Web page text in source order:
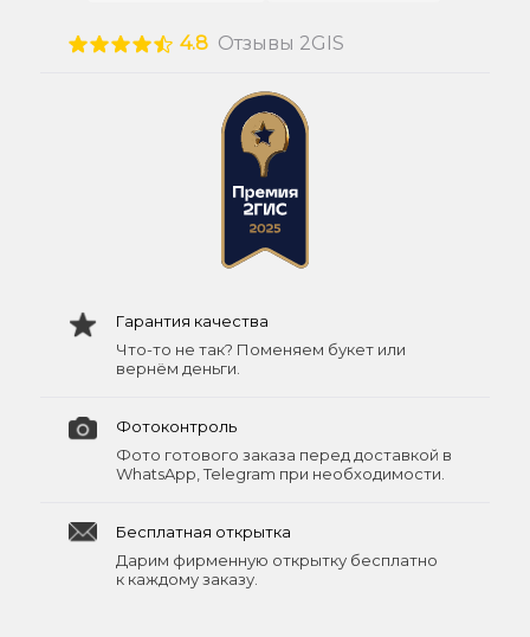
4.8 Отзывы 2GIS
Гарантия качества
Что-то не так? Поменяем букет или
вернём деньги.
Фотоконтроль
Фото готового заказа перед доставкой в
WhatsApp, Telegram при необходимости.
Бесплатная открытка
Дарим фирменную открытку бесплатно
к каждому заказу.